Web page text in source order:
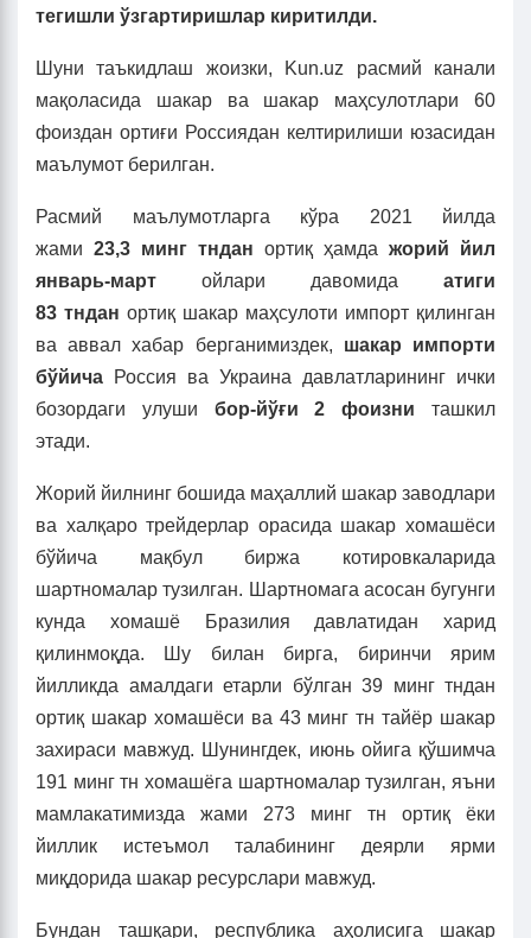
тегишли ўзгартиришлар киритилди.
Шуни таъкидлаш жоизки, Kun.uz расмий канали
мақоласида шакар ва шакар маҳсулотлари 60
фоиздан ортиғи Россиядан келтирилиши юзасидан
маълумот берилган.
Расмий маълумотларга кўра 2021 йилда
жами 23,3 минг тндан ортиқ ҳамда жорий йил
январь-март ойлари давомида атиги
83 тндан ортиқ шакар маҳсулоти импорт қилинган
ва аввал хабар берганимиздек, шакар импорти
бўйича Россия ва Украина давлатларининг ички
бозордаги улуши бор-йўғи 2 фоизни ташкил
этади.
Жорий йилнинг бошида маҳаллий шакар заводлари
ва халқаро трейдерлар орасида шакар хомашёси
бўйича мақбул биржа котировкаларида
шартномалар тузилган. Шартномага асосан бугунги
кунда хомашё Бразилия давлатидан харид
қилинмоқда. Шу билан бирга, биринчи ярим
йилликда амалдаги етарли бўлган 39 минг тндан
ортиқ шакар хомашёси ва 43 минг тн тайёр шакар
захираси мавжуд. Шунингдек, июнь ойига қўшимча
191 минг тн хомашёга шартномалар тузилган, яъни
мамлакатимизда жами 273 минг тн ортиқ ёки
йиллик истеъмол талабининг деярли ярми
миқдорида шакар ресурслари мавжуд.
Бундан ташқари, республика аҳолисига шакар